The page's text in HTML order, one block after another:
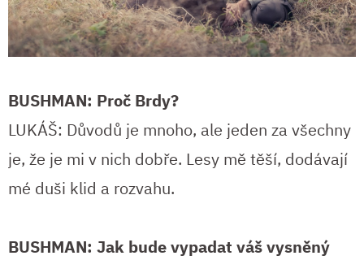
BUSHMAN: Proč Brdy?
LUKÁŠ: Důvodů je mnoho, ale jeden za všechny
je, že je mi v nich dobře. Lesy mě těší, dodávají
mé duši klid a rozvahu.
BUSHMAN: Jak bude vypadat váš vysněný